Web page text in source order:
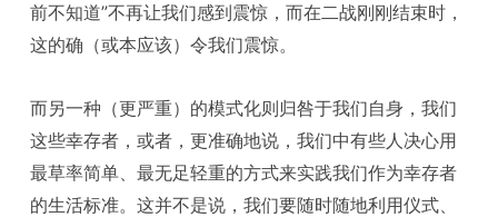
前不知道”不再让我们感到震惊，而在二战刚刚结束时，
这的确（或本应该）令我们震惊。
而另一种（更严重）的模式化则归咎于我们自身，我们
这些幸存者，或者，更准确地说，我们中有些人决心用
最草率简单、最无足轻重的方式来实践我们作为幸存者
的生活标准。这并不是说，我们要随时随地利用仪式、